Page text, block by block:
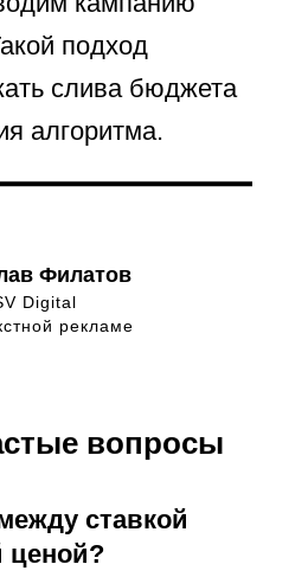
подход
слива бюджета
алгоритма.
Филатов
Digital
рекламе
вопросы
ставкой
ценой?